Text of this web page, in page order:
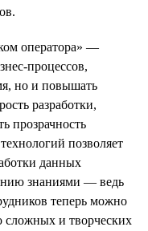
оператора» —
процессов,
но и повышать
разработки,
прозрачность
позволяет
данных
знаниями — ведь
теперь можно
сложных и творческих